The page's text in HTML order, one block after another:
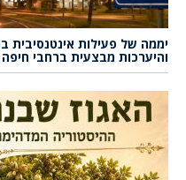
יממה של פעילות אינטנסיבית
והיערכות מבצעית ברחבי חיפה